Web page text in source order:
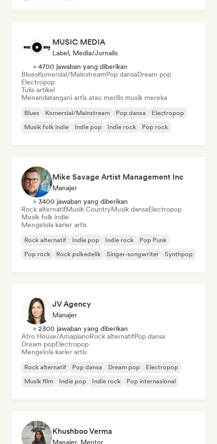
MUSIC MEDIA
Label, Media/Jurnalis
> 4700 jawaban yang diberikan
BluesKomersial/MainstreamPop dansaDream pop
Electropop
Tulis artikel
Menandatangani artis atau merilis musik mereka
Blues Komersial/Mainstream Pop dansa
Electropop
Musik folk indie
Indie pop Indie rock Pop rock
Mike Savage Artist Management Inc
Manajer
> 3400 jawaban yang diberikan
Rock alternatifMusik CountryMusik dansaElectropop
Musik folk indie
Mengelola karier artis
Rock alternatif Indie pop Indie rock
Pop Punk
Pop rock
Rock psikedelik Singer-songwriter Synthpop
JV Agency
Manajer
> 2300 jawaban yang diberikan
Afro House/AmapianoRock alternatifPop dansa
Dream popElectropop
Mengelola karier artis
Rock alternatif Pop dansa Dream pop
Electropop
Musik film
Indie pop Indie rock Pop internasional
Khushboo Verma
Manajer, Mentor